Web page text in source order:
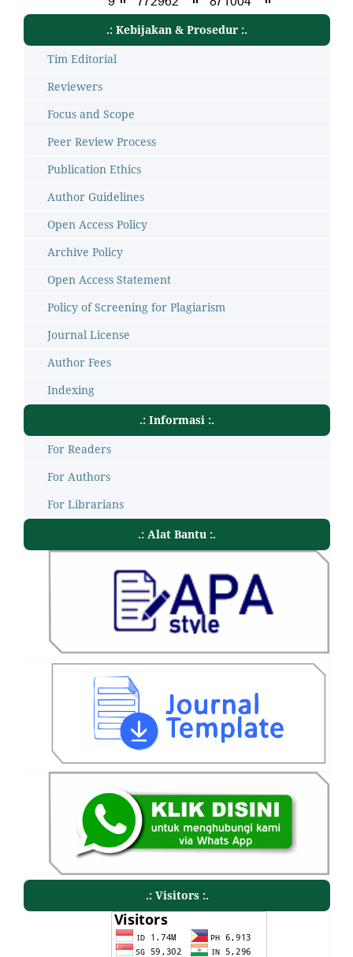
.: Kebijakan & Prosedur :.
Tim Editorial
Reviewers
Focus and Scope
Peer Review Process
Publication Ethics
Author Guidelines
Open Access Policy
Archive Policy
Open Access Statement
Policy of Screening for Plagiarism
Journal License
Author Fees
Indexing
.: Informasi :.
For Readers
For Authors
For Librarians
.: Alat Bantu :.
.: Visitors :.